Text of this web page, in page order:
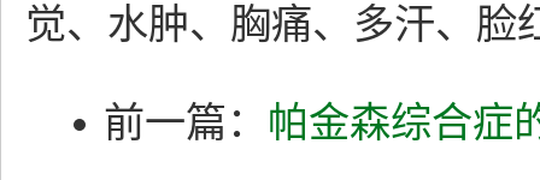
觉、水肿、胸痛、多汗、脸
前一篇： 帕金森综合症